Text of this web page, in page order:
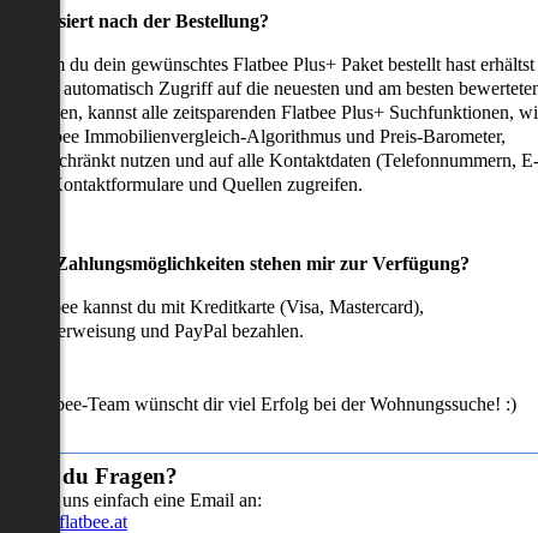
passiert nach der Bestellung?
du dein gewünschtes Flatbee Plus+ Paket bestellt hast erhältst
sofort automatisch Zugriff auf die neuesten und am besten
kannst alle zeitsparenden Flatbee Plus+ Suchfunktionen,
Flatbee Immobilienvergleich-Algorithmus und Preis-Barometer,
nutzen und auf alle Kontaktdaten (Telefonnummern, E-
Kontaktformulare und Quellen zugreifen.
Zahlungsmöglichkeiten stehen mir zur Verfügung?
Flatbee kannst du mit Kreditkarte (Visa, Mastercard),
und PayPal bezahlen.
Flatbee-Team wünscht dir viel Erfolg bei der Wohnungssuche! :)
Hast du Fragen?
Sende uns einfach eine Email an:
info@flatbee.at